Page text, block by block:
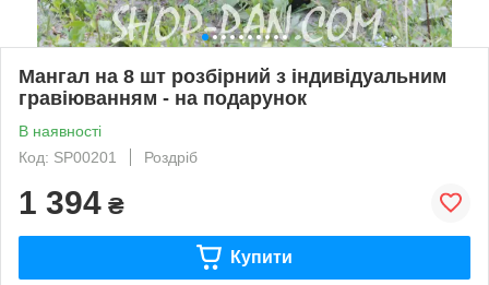
Мангал на 8 шт розбірний з індивідуальним
гравіюванням - на подарунок
В наявності
Код: SP00201
Роздріб
1 394 ₴
Купити